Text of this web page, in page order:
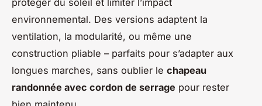
environnemental. Des versions adaptent la
ventilation, la modularité, ou même une
construction pliable – parfaits pour s’adapter aux
longues marches, sans oublier le chapeau
randonnée avec cordon de serrage pour rester